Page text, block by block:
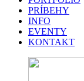
PRÍBEHY
INFO
EVENTY
KONTAKT